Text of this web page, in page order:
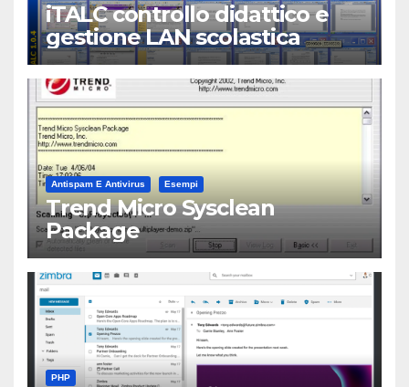
iTALC controllo didattico e
gestione LAN scolastica
Antispam E Antivirus Esempi
Trend Micro Sysclean
Package
PHP